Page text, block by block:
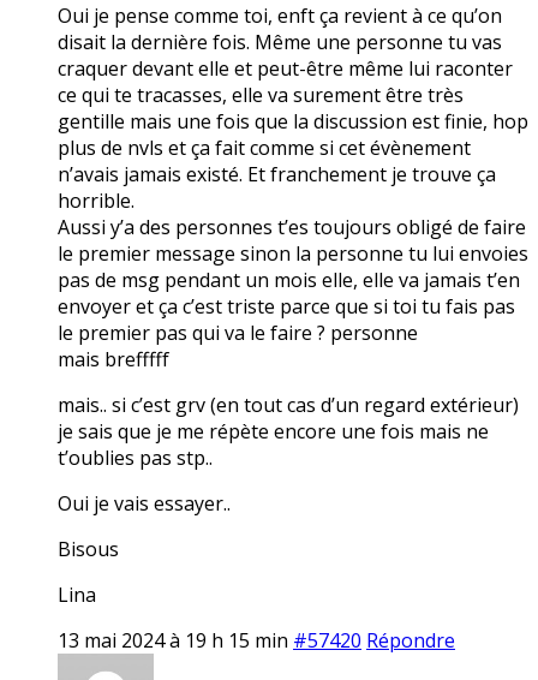
Oui je pense comme toi, enft ça revient à ce qu’on
disait la dernière fois. Même une personne tu vas
craquer devant elle et peut-être même lui raconter
ce qui te tracasses, elle va surement être très
gentille mais une fois que la discussion est finie, hop
plus de nvls et ça fait comme si cet évènement
n’avais jamais existé. Et franchement je trouve ça
horrible.
Aussi y’a des personnes t’es toujours obligé de faire
le premier message sinon la personne tu lui envoies
pas de msg pendant un mois elle, elle va jamais t’en
envoyer et ça c’est triste parce que si toi tu fais pas
le premier pas qui va le faire ? personne
mais brefffff
mais.. si c’est grv (en tout cas d’un regard extérieur)
je sais que je me répète encore une fois mais ne
t’oublies pas stp..
Oui je vais essayer..
Bisous
Lina
13 mai 2024 à 19 h 15 min #57420 Répondre